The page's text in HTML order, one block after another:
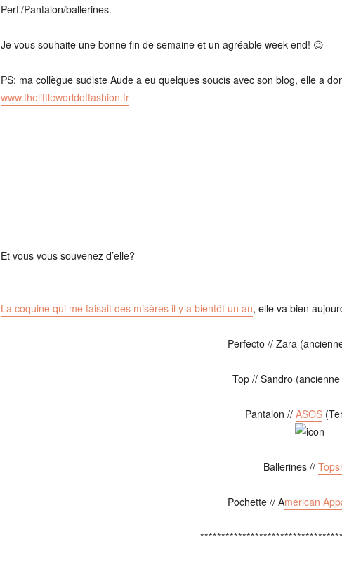
Perf’/Pantalon/ballerines.
Je vous souhaite une bonne fin de semaine et un agréable week-end! 😉
PS: ma collègue sudiste Aude a eu quelques soucis avec son blog, elle a
www.thelittleworldoffashion.fr
Et vous vous souvenez d’elle?
La coquine qui me faisait des misères il y a bientôt un an, elle va bien
Perfecto // Zara
Top // Sandro
Pantalon // ASOS
Ballerines //
Pochette // American